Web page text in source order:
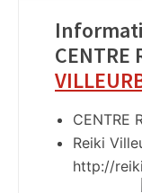
CENTRE
CENTRE
Reiki
http://